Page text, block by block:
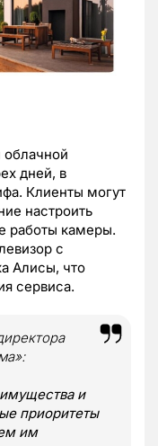
облачной
дней, в
Клиенты могут
настроить
работы камеры.
с
Алисы, что
сервиса.
и
приоритеты
им